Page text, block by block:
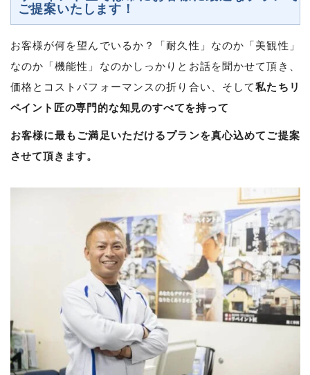
ご提案いたします！
お客様が何を望んでいるか？「耐久性」なのか「美観性」
なのか「機能性」なのかしっかりとお話を聞かせて頂き、
価格とコストパフォーマンスの折り合い、そして私たちリ
ペイント匠の専門的な知見のすべてを持って
お客様に最もご満足いただけるプランを真心込めてご提案
させて頂きます。